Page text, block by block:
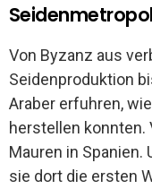
Von Byzanz aus
Seidenproduktion
Araber erfuhren,
herstellen konnten.
Mauren in Spanien.
sie dort die ersten